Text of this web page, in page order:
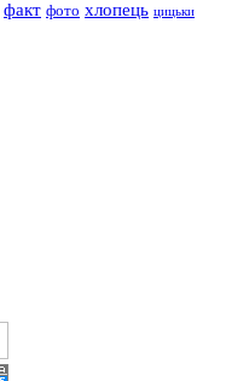
факт фото хлопець цицьки